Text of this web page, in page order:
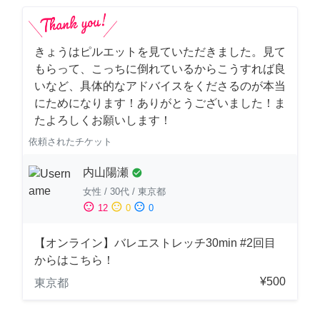
きょうはピルエットを見ていただきました。見て
もらって、こっちに倒れているからこうすれば良
いなど、具体的なアドバイスをくださるのが本当
にためになります！ありがとうございました！ま
たよろしくお願いします！
依頼されたチケット
内山陽瀬 check_circle
女性 / 30代 / 東京都
sentiment_satisfied 12 sentiment_neutral 0 sentiment_dissatisfied 0
【オンライン】バレエストレッチ30min #2回目
からはこちら！
東京都
¥500